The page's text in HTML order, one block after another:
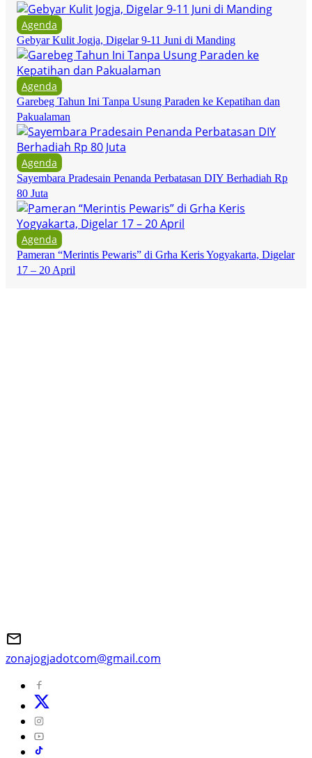
Agenda
Gebyar Kulit Jogja, Digelar 9-11 Juni di Manding
Agenda
Garebeg Tahun Ini Tanpa Usung Paraden ke Kepatihan dan
Pakualaman
Agenda
Sayembara Pradesain Penanda Perbatasan DIY Berhadiah Rp
80 Juta
Agenda
Pameran “Merintis Pewaris” di Grha Keris Yogyakarta, Digelar
17 – 20 April
zonajogjadotcom@gmail.com